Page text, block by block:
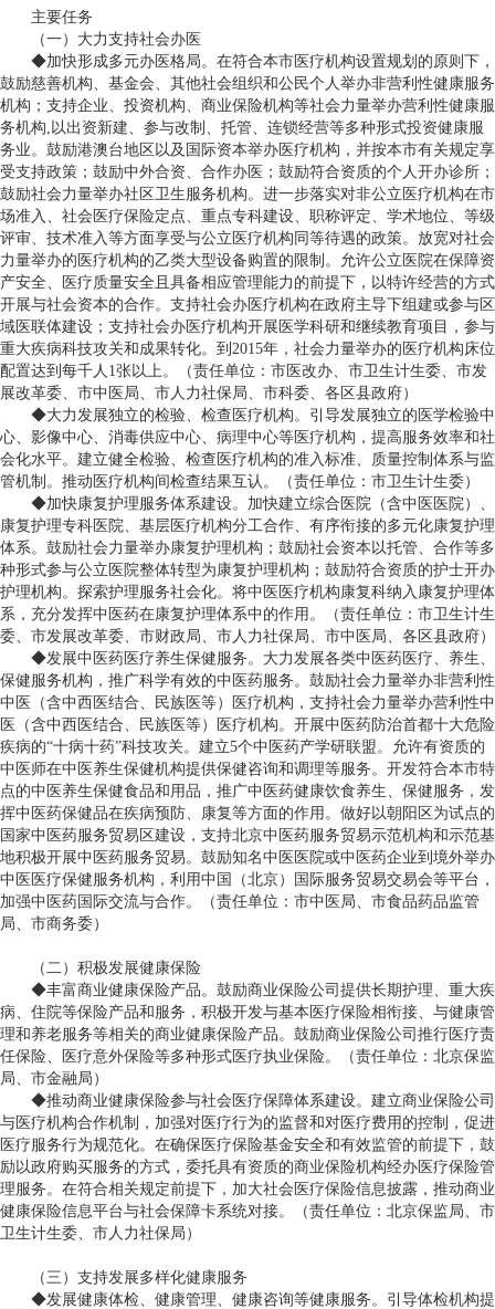
主要任务
（一）大力支持社会办医
◆加快形成多元办医格局。在符合本市医疗机构设置规划的原则下，
鼓励慈善机构、基金会、其他社会组织和公民个人举办非营利性健康服务
机构；支持企业、投资机构、商业保险机构等社会力量举办营利性健康服
务机构, 以出资新建、参与改制、托管、连锁经营等多种形式投资健康服
务业。鼓励港澳台地区以及国际资本举办医疗机构，并按本市有关规定享
受支持政策；鼓励中外合资、合作办医；鼓励符合资质的个人开办诊所；
鼓励社会力量举办社区卫生服务机构。进一步落实对非公立医疗机构在市
场准入、社会医疗保险定点、重点专科建设、职称评定、学术地位、等级
评审、技术准入等方面享受与公立医疗机构同等待遇的政策。放宽对社会
力量举办的医疗机构的乙类大型设备购置的限制。允许公立医院在保障资
产安全、医疗质量安全且具备相应管理能力的前提下，以特许经营的方式
开展与社会资本的合作。支持社会办医疗机构在政府主导下组建或参与区
域医联体建设；支持社会办医疗机构开展医学科研和继续教育项目，参与
重大疾病科技攻关和成果转化。到 2015年，社会力量举办的医疗机构床位
配置达到每千人 1张以上。（责任单位：市医改办、市卫生计生委、市发
展改革委、市中医局、市人力社保局、市科委、各区县政府）
◆大力发展独立的检验、检查医疗机构。引导发展独立的医学检验中
心、影像中心、消毒供应中心、病理中心等医疗机构，提高服务效率和社
会化水平。建立健全检验、检查医疗机构的准入标准、质量控制体系与监
管机制。推动医疗机构间检查结果互认。（责任单位：市卫生计生委）
◆加快康复护理服务体系建设。加快建立综合医院（含中医医院）、
康复护理专科医院、基层医疗机构分工合作、有序衔接的多元化康复护理
体系。鼓励社会力量举办康复护理机构；鼓励社会资本以托管、合作等多
种形式参与公立医院整体转型为康复护理机构；鼓励符合资质的护士开办
护理机构。探索护理服务社会化。将中医医疗机构康复科纳入康复护理体
系，充分发挥中医药在康复护理体系中的作用。（责任单位：市卫生计生
委、市发展改革委、市财政局、市人力社保局、市中医局、各区县政府）
◆发展中医药医疗养生保健服务。大力发展各类中医药医疗、养生、
保健服务机构，推广科学有效的中医药服务。鼓励社会力量举办非营利性
中医（含中西医结合、民族医等）医疗机构，支持社会力量举办营利性中
医（含中西医结合、民族医等）医疗机构。开展中医药防治首都十大危险
疾病的“十病十药”科技攻关。建立5个中医药产学研联盟。允许有资质的
中医师在中医养生保健机构提供保健咨询和调理等服务。开发符合本市特
点的中医养生保健食品和用品，推广中医药健康饮食养生、保健服务，发
挥中医药保健品在疾病预防、康复等方面的作用。做好以朝阳区为试点的
国家中医药服务贸易区建设，支持北京中医药服务贸易示范机构和示范基
地积极开展中医药服务贸易。鼓励知名中医医院或中医药企业到境外举办
中医医疗保健服务机构，利用中国（北京）国际服务贸易交易会等平台，
加强中医药国际交流与合作。（责任单位：市中医局、市食品药品监管
局、市商务委）
（二）积极发展健康保险
◆丰富商业健康保险产品。鼓励商业保险公司提供长期护理、重大疾
病、住院等保险产品和服务，积极开发与基本医疗保险相衔接、与健康管
理和养老服务等相关的商业健康保险产品。鼓励商业保险公司推行医疗责
任保险、医疗意外保险等多种形式医疗执业保险。（责任单位：北京保监
局、市金融局）
◆推动商业健康保险参与社会医疗保障体系建设。建立商业保险公司
与医疗机构合作机制，加强对医疗行为的监督和对医疗费用的控制，促进
医疗服务行为规范化。在确保医疗保险基金安全和有效监管的前提下，鼓
励以政府购买服务的方式，委托具有资质的商业保险机构经办医疗保险管
理服务。在符合相关规定前提下，加大社会医疗保险信息披露，推动商业
健康保险信息平台与社会保障卡系统对接。（责任单位：北京保监局、市
卫生计生委、市人力社保局）
（三）支持发展多样化健康服务
◆发展健康体检、健康管理、健康咨询等健康服务。引导体检机构提